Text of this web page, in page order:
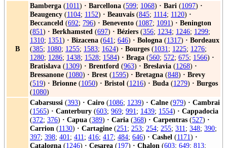
B
Bamberga (1011) · Barcellona (599; 1068) · Bari (1097) ·
Beaugency (1104; 1152) · Beauvais (845; 1114; 1120) ·
Beccanceld (692; 796) · Benevento (1087; 1091) · Benington
(851) · Berkhamsted (697) · Béziers (356; 1234; 1246; 1299;
1310; 1351) · Bizacena (641; 646) · Bologna (1317) · Bordeaux
(385; 1080; 1255; 1583; 1624) · Bourges (1031; 1225; 1276;
1280; 1286; 1438; 1528; 1584) · Braga (560; 572; 675; 1566) ·
Bratislava (1309) · Brentford (963) · Breslavia (1268) ·
Bressanone (1080) · Brest (1595) · Bretagna (848) · Brevy
(519) · Brionne (1050) · Bristol (1216) · Buda (1279) · Burgos
(1080)
Cabarsussi (393) · Cairo (1086; 1239) · Calne (979) · Cambrai
(1565) · Canterbury (603; 969; 991; 1439; 1554) · Cappadocia
(372; 376) · Capua (389) · Caria (368) · Carpentras (527) ·
Carrion (1130) · Cartagine (251; 253; 254; 255; 311; 348; 390;
397; 398; 401; 411; 416; 417; 484; 646) · Cashel (1171) ·
Catalogna (1246) · Cesarea (197) · Chalon (603; 649; 813;